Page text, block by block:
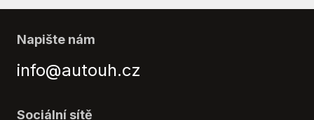
Parkovací senzory zadní
Pohon 4x2
Přední pohon
Napište nám
info@autouh.cz
Sociální sítě